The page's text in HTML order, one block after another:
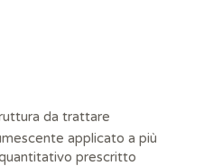
da trattare
applicato a più
prescritto